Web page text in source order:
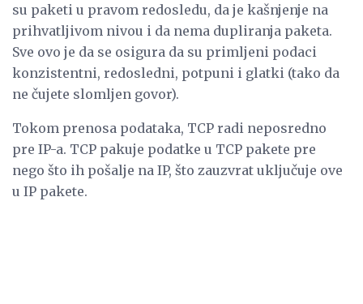
su paketi u pravom redosledu, da je kašnjenje na
prihvatljivom nivou i da nema dupliranja paketa.
Sve ovo je da se osigura da su primljeni podaci
konzistentni, redosledni, potpuni i glatki (tako da
ne čujete slomljen govor).
Tokom prenosa podataka, TCP radi neposredno
pre IP-a. TCP pakuje podatke u TCP pakete pre
nego što ih pošalje na IP, što zauzvrat uključuje ove
u IP pakete.